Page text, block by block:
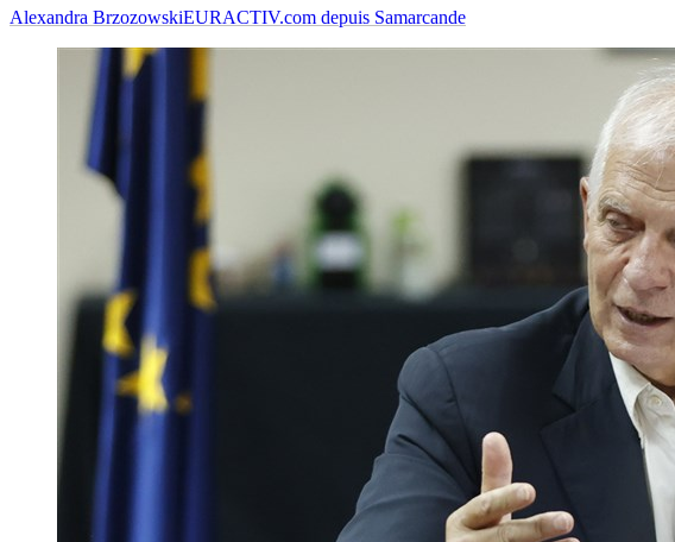
Alexandra BrzozowskiEURACTIV.com depuis Samarcande